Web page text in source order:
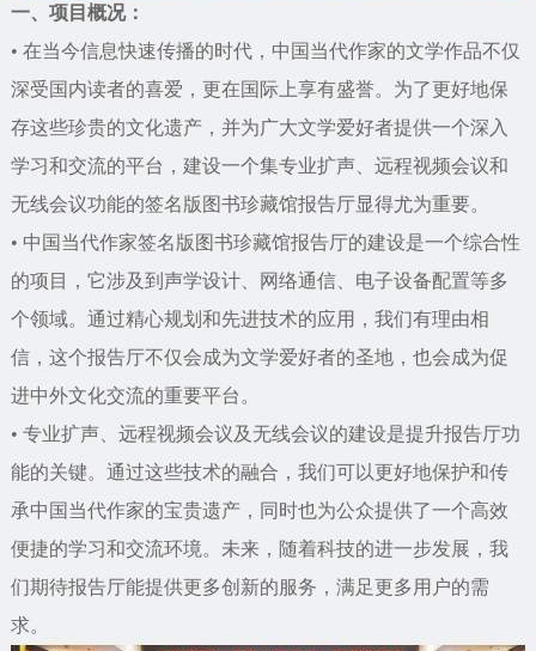
一、项目概况：
• 在当今信息快速传播的时代，中国当代作家的文学作品不仅
深受国内读者的喜爱，更在国际上享有盛誉。为了更好地保
存这些珍贵的文化遗产，并为广大文学爱好者提供一个深入
学习和交流的平台，建设一个集专业扩声、远程视频会议和
无线会议功能的签名版图书珍藏馆报告厅显得尤为重要。
• 中国当代作家签名版图书珍藏馆报告厅的建设是一个综合性
的项目，它涉及到声学设计、网络通信、电子设备配置等多
个领域。通过精心规划和先进技术的应用，我们有理由相
信，这个报告厅不仅会成为文学爱好者的圣地，也会成为促
进中外文化交流的重要平台。
• 专业扩声、远程视频会议及无线会议的建设是提升报告厅功
能的关键。通过这些技术的融合，我们可以更好地保护和传
承中国当代作家的宝贵遗产，同时也为公众提供了一个高效
便捷的学习和交流环境。未来，随着科技的进一步发展，我
们期待报告厅能提供更多创新的服务，满足更多用户的需
求。